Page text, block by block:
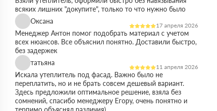
всяких лишних "докупите", только то что нужно было
Оксана
17 апреля 2026
Менеджер Антон помог подобрать материал с учетом
всех нюансов. Все объяснил понятно. Доставили быстро,
без задержек
татьяна
11 апреля 2026
Искала утеплитель под фасад. Важно было не
переплатить, но и не брать совсем дешевый вариант.
Здесь предложили оптимальное решение, взяла без
сомнений, спасибо менеджеру Егору, очень понятно и
терпимо объяснял различия)